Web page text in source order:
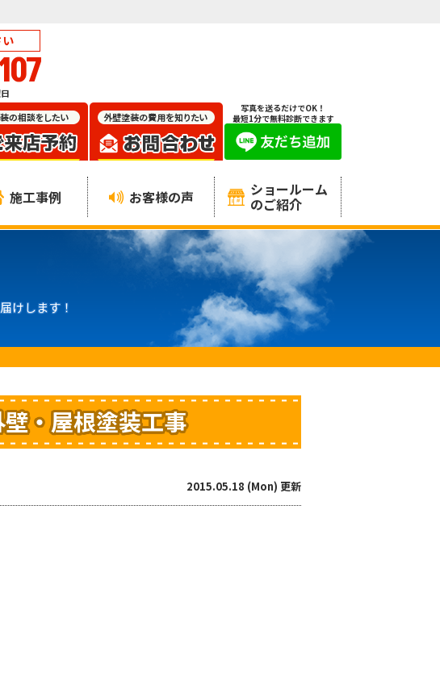
写真を送るだけでOK！
最短1分で無料診断できます
施工事例 お客様の声 ショールーム
のご紹介
けします！
・屋根塗装工事
2015.05.18 (Mon) 更新